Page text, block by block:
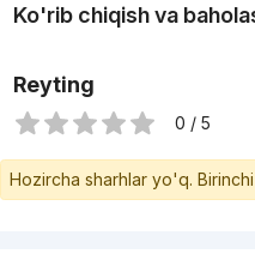
Ko'rib chiqish va
Reyting
0 / 5
Hozircha sharhlar yo'q.